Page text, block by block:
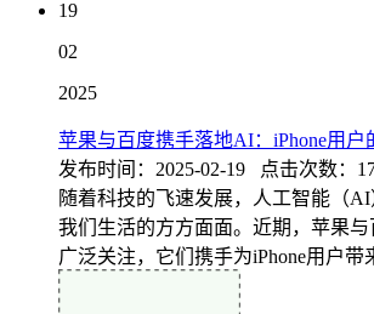
19
02
2025
苹果与百度携手落地AI：iPhone用户
发布时间：2025-02-19 点击次数：
随着科技的飞速发展，人工智能（AI
我们生活的方方面面。近期，苹果
广泛关注，它们携手为iPhone用户带